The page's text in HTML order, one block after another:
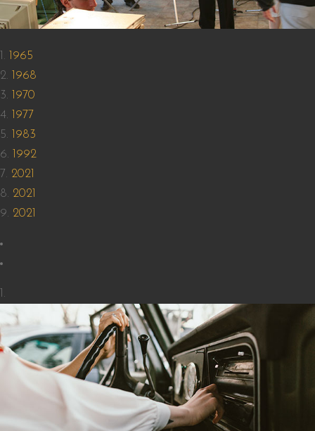
1965
1968
1970
1977
1983
1992
2021
2021
2021